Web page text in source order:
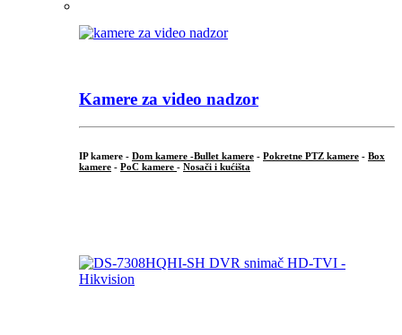
Kamere za video nadzor
IP kamere - Dom kamere -Bullet kamere - Pokretne PTZ kamere - Box
kamere - PoC kamere - Nosači i kućišta